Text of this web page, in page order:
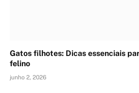
Gatos filhotes: Dicas essenciais
felino
junho 2, 2026